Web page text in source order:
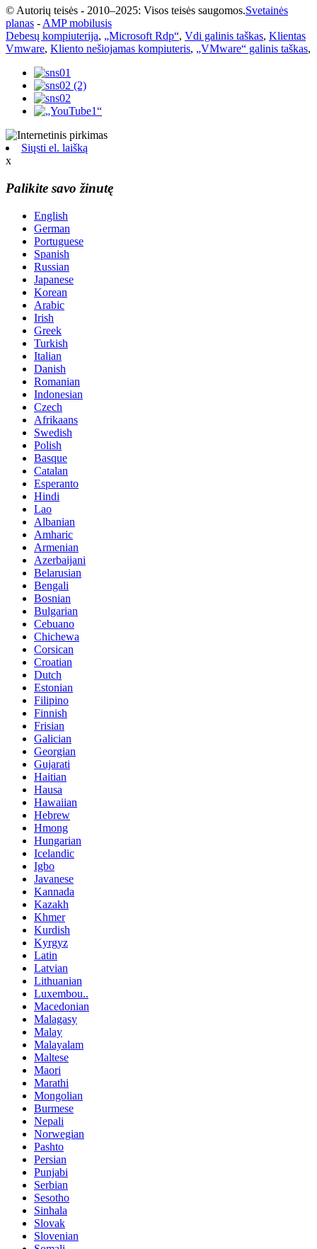
© Autorių teisės - 2010–2025: Visos teisės saugomos.Svetainės
planas -AMP mobilusis
Debesų kompiuterija, „Microsoft Rdp“, Vdi galinis taškas, Klientas
Vmware, Kliento nešiojamas kompiuteris, „VMware“ galinis taškas,
Siųsti el. laišką
x
Palikite savo žinutę
English
German
Portuguese
Spanish
Russian
Japanese
Korean
Arabic
Irish
Greek
Turkish
Italian
Danish
Romanian
Indonesian
Czech
Afrikaans
Swedish
Polish
Basque
Catalan
Esperanto
Hindi
Lao
Albanian
Amharic
Armenian
Azerbaijani
Belarusian
Bengali
Bosnian
Bulgarian
Cebuano
Chichewa
Corsican
Croatian
Dutch
Estonian
Filipino
Finnish
Frisian
Galician
Georgian
Gujarati
Haitian
Hausa
Hawaiian
Hebrew
Hmong
Hungarian
Icelandic
Igbo
Javanese
Kannada
Kazakh
Khmer
Kurdish
Kyrgyz
Latin
Latvian
Lithuanian
Luxembou..
Macedonian
Malagasy
Malay
Malayalam
Maltese
Maori
Marathi
Mongolian
Burmese
Nepali
Norwegian
Pashto
Persian
Punjabi
Serbian
Sesotho
Sinhala
Slovak
Slovenian